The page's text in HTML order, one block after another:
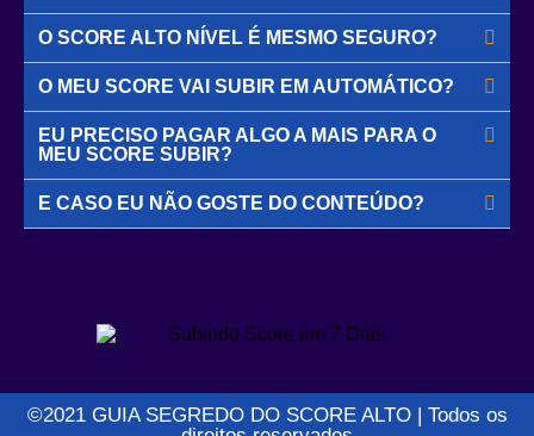
O SCORE ALTO NÍVEL É MESMO SEGURO?
O MEU SCORE VAI SUBIR EM AUTOMÁTICO?
EU PRECISO PAGAR ALGO A MAIS PARA O
MEU SCORE SUBIR?
E CASO EU NÃO GOSTE DO CONTEÚDO?
©2021 GUIA SEGREDO DO SCORE ALTO | Todos os